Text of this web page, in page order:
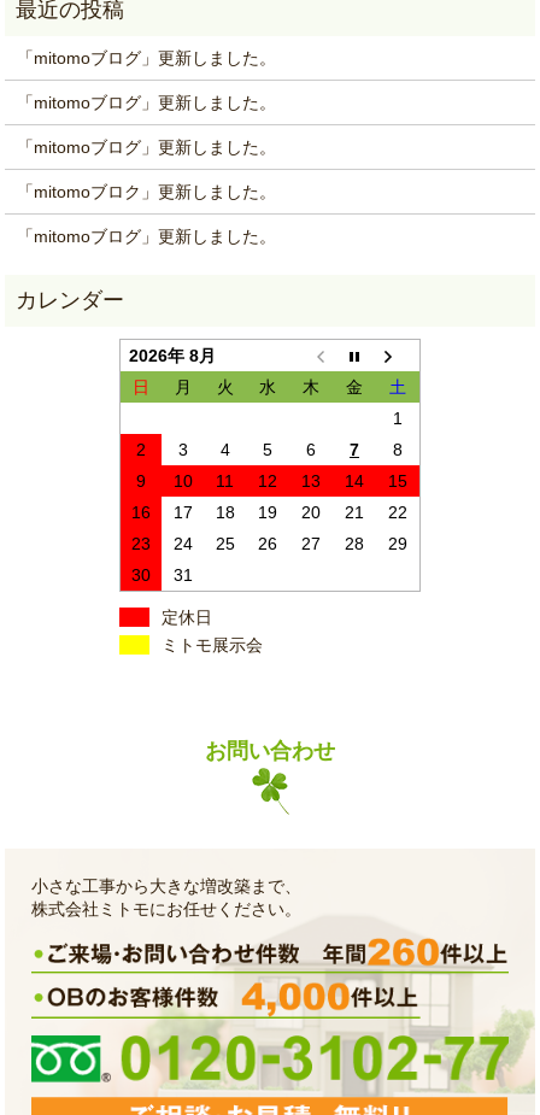
「mitomoブログ」更新しました。
「mitomoブログ」更新しました。
「mitomoブログ」更新しました。
「mitomoブロク」更新しました。
「mitomoブログ」更新しました。
2026年 8月
日
月 火 水 木 金
土
1
2
3 4 5 6 7
8
9
10 11 12 13 14
15
16
17 18 19 20 21
22
23
24 25 26 27 28
29
30
31
定休日
ミトモ展示会
お問い合わせ
小さな工事から大きな増改築まで、
株式会社ミトモにお任せください。